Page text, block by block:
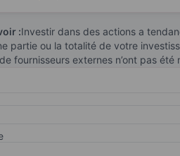
:Investir dans des actions a
partie ou la totalité de votre
fournisseurs externes n’ont pas été